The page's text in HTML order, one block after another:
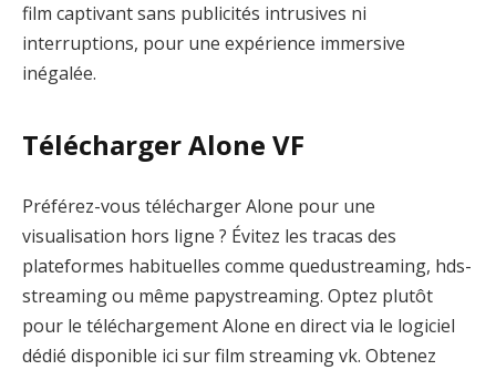
film captivant sans publicités intrusives ni
interruptions, pour une expérience immersive
inégalée.
Télécharger Alone VF
Préférez-vous télécharger Alone pour une
visualisation hors ligne ? Évitez les tracas des
plateformes habituelles comme quedustreaming, hds-
streaming ou même papystreaming. Optez plutôt
pour le téléchargement Alone en direct via le logiciel
dédié disponible ici sur film streaming vk. Obtenez